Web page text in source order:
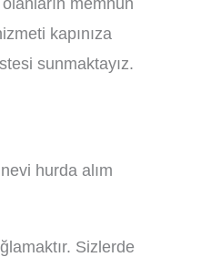
memnun
kapınıza
sunmaktayız.
hurda alım
Sizlerde